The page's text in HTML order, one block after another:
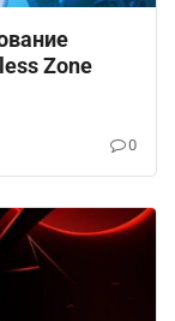
Zone
0